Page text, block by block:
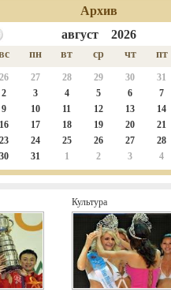
Архив
август 2026
пн вт ср чт пт
26 27 28 29 30 31
2
3 4 5 6 7
9
10 11 12 13 14
16
17 18 19 20 21
23
24 25 26 27 28
30
31 1 2 3 4
Культура